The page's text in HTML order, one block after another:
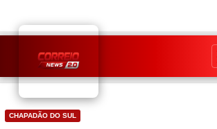
content
CHAPADÃO DO SUL